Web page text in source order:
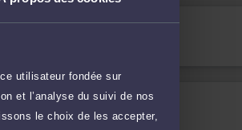
utilisateur fondée sur
et l’analyse du suivi de nos
le choix de les accepter,
Disponibilités